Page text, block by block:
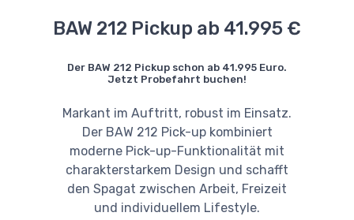
BAW 212 Pickup ab 41.995 €
Der BAW 212 Pickup schon ab 41.995 Euro.
Jetzt Probefahrt buchen!
Markant im Auftritt, robust im Einsatz.
Der BAW 212 Pick-up kombiniert
moderne Pick-up-Funktionalität mit
charakterstarkem Design und schafft
den Spagat zwischen Arbeit, Freizeit
und individuellem Lifestyle.